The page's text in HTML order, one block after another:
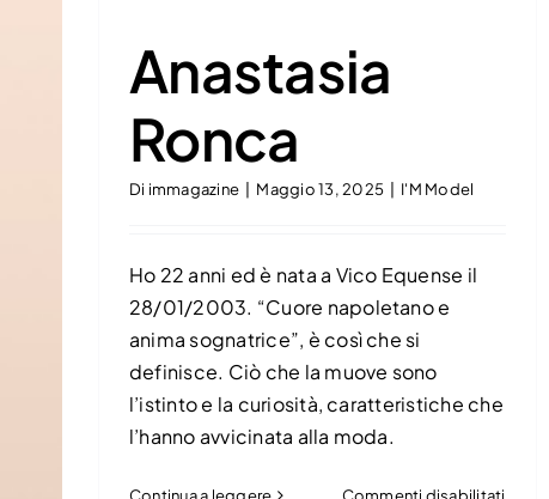
Anastasia
Ronca
Di immagazine Maggio 13, 2025 I'M Model
Ho 22 anni ed è nata a Vico Equense il
28/01/2003. “Cuore napoletano e
anima sognatrice”, è così che si
definisce. Ciò che la muove sono
l’istinto e la curiosità, caratteristiche che
l’hanno avvicinata alla moda.